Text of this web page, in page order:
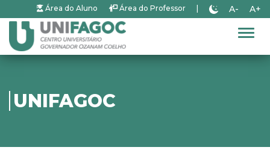
Área do Aluno Área do Professor A- A+
UNIFAGOC